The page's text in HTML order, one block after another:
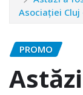
Asociației Cluj
PROMO